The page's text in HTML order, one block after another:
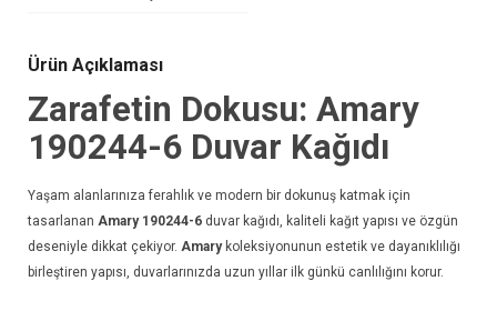
Ürün Açıklaması
Zarafetin Dokusu: Amary
190244-6 Duvar Kağıdı
Yaşam alanlarınıza ferahlık ve modern bir dokunuş katmak için
tasarlanan Amary 190244-6 duvar kağıdı , kaliteli kağıt yapısı ve özgün
deseniyle dikkat çekiyor. Amarykoleksiyonunun estetik ve dayanıklılığı
birleştiren yapısı, duvarlarınızda uzun yıllar ilk günkü canlılığını korur.